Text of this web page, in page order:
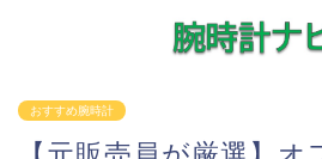
おすすめ腕時計